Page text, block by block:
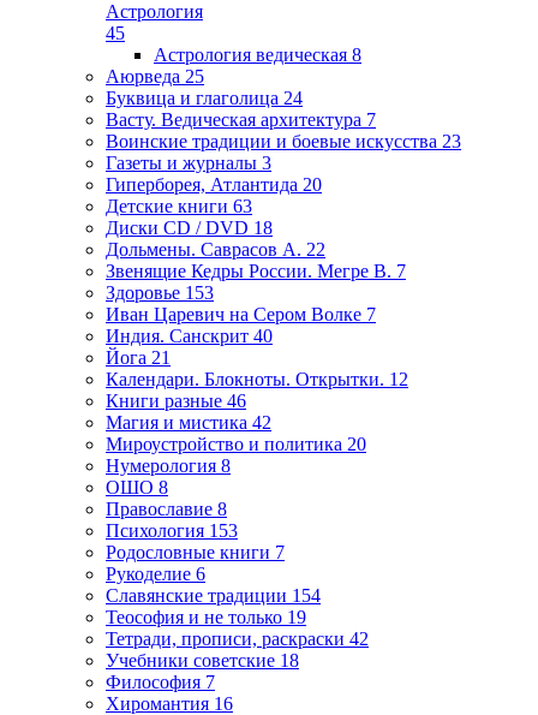
Астрология
45
Астрология ведическая 8
Аюрведа 25
Буквица и глаголица 24
Васту. Ведическая архитектура 7
Воинские традиции и боевые искусства 23
Газеты и журналы 3
Гиперборея, Атлантида 20
Детские книги 63
Диски CD / DVD 18
Дольмены. Саврасов А. 22
Звенящие Кедры России. Мегре В. 7
Здоровье 153
Иван Царевич на Сером Волке 7
Индия. Санскрит 40
Йога 21
Календари. Блокноты. Открытки. 12
Книги разные 46
Магия и мистика 42
Мироустройство и политика 20
Нумерология 8
ОШО 8
Православие 8
Психология 153
Родословные книги 7
Рукоделие 6
Славянские традиции 154
Теософия и не только 19
Тетради, прописи, раскраски 42
Учебники советские 18
Философия 7
Хиромантия 16